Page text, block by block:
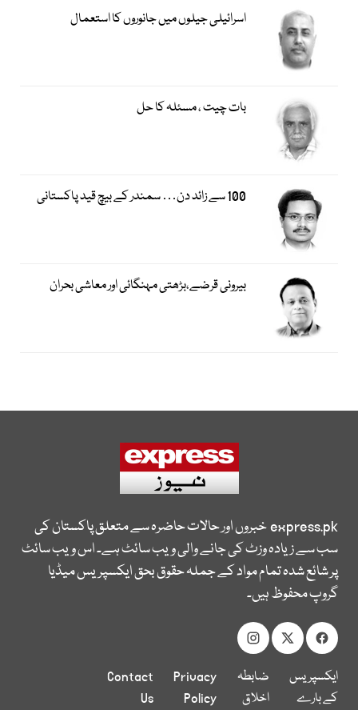
اسرائیلی جیلوں میں جانوروں کا استعمال
بات چیت ، مسئلہ کا حل
100 سے زائد دن… سمندر کے بیچ قید پاکستانی
بیرونی قرضے،بڑھتی مہنگائی اور معاشی بحران
express.pkخبروں اور حالات حاضرہ سے متعلق پاکستان کی
سب سے زیادہ وزٹ کی جانے والی ویب سائٹ ہے۔ اس ویب سائٹ
پر شائع شدہ تمام مواد کے جملہ حقوق بحق ایکسپریس میڈیا
گروپ محفوظ ہیں۔
ایکسپریس
کے بارے
ضابطہ
اخلاق
Privacy
Policy
Contact
Us